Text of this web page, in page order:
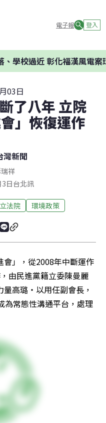
電子報 登入
過近 彰化福漢風電案環委
03日
了八年 立院
」恢復運作
灣新聞
祥
日台北訊
立法院 環境政策
會」，從2008年中斷運作
由民進黨籍立委陳曼麗
量高璐‧以用任副會長，
為常態性溝通平台，處理